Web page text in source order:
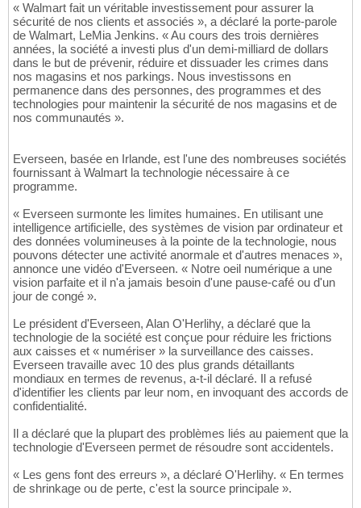
« Walmart fait un véritable investissement pour assurer la
sécurité de nos clients et associés », a déclaré la porte-parole
de Walmart, LeMia Jenkins. « Au cours des trois dernières
années, la société a investi plus d'un demi-milliard de dollars
dans le but de prévenir, réduire et dissuader les crimes dans
nos magasins et nos parkings. Nous investissons en
permanence dans des personnes, des programmes et des
technologies pour maintenir la sécurité de nos magasins et de
nos communautés ».
Everseen, basée en Irlande, est l'une des nombreuses sociétés
fournissant à Walmart la technologie nécessaire à ce
programme.
« Everseen surmonte les limites humaines. En utilisant une
intelligence artificielle, des systèmes de vision par ordinateur et
des données volumineuses à la pointe de la technologie, nous
pouvons détecter une activité anormale et d'autres menaces »,
annonce une vidéo d'Everseen. « Notre oeil numérique a une
vision parfaite et il n'a jamais besoin d'une pause-café ou d'un
jour de congé ».
Le président d'Everseen, Alan O'Herlihy, a déclaré que la
technologie de la société est conçue pour réduire les frictions
aux caisses et « numériser » la surveillance des caisses.
Everseen travaille avec 10 des plus grands détaillants
mondiaux en termes de revenus, a-t-il déclaré. Il a refusé
d'identifier les clients par leur nom, en invoquant des accords de
confidentialité.
Il a déclaré que la plupart des problèmes liés au paiement que la
technologie d'Everseen permet de résoudre sont accidentels.
« Les gens font des erreurs », a déclaré O'Herlihy. « En termes
de shrinkage ou de perte, c'est la source principale ».